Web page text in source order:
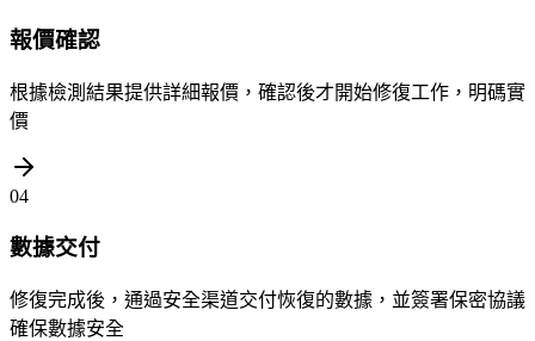
報價確認
根據檢測結果提供詳細報價，確認後才開始修復工作，明碼實
價
04
數據交付
修復完成後，通過安全渠道交付恢復的數據，並簽署保密協議
確保數據安全